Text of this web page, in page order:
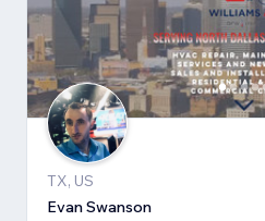
TX, US
Evan Swanson